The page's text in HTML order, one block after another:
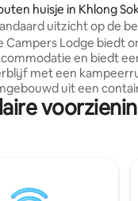
van 4,94 uit 5,
huisje in Khlong
uitzicht op de
Campers Lodge biedt
en biedt
met een
uit een
en comfortabel
koelkast,
Park. De